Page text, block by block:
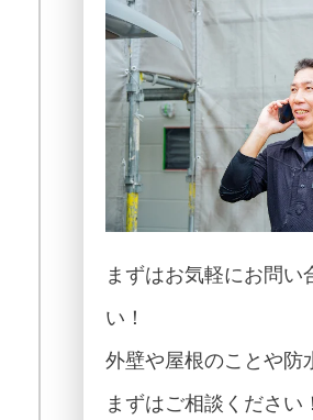
まずはお気軽にお問い
い！
外壁や屋根のことや防
まずはご相談ください！